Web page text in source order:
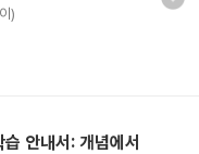
)
안내서: 개념에서